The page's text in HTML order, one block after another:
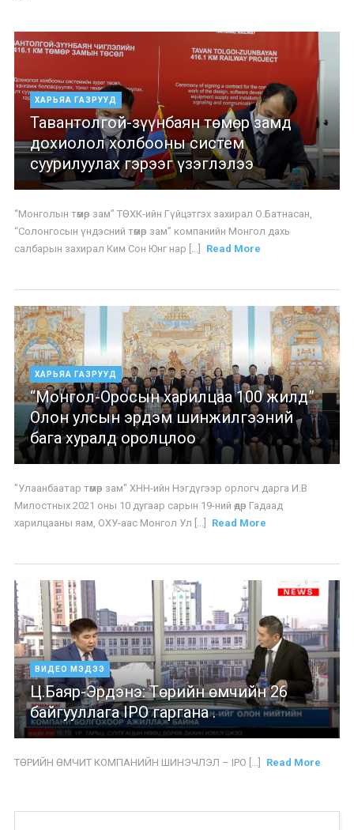
ХАРЬЯА ГАЗРУУД
Тавантолгой-зүүнбаян төмөр замд
дохиолол холбооны систем
суурилуулах гэрээг үзэглэлээ
“Монголын төмөр зам” ТӨХК-ийн Гүйцэтгэх захирал О.Батнасан,
“Солонгосын үндэсний төмөр зам” компанийн Монгол дахь
салбарын захирал Ким Сон Юнг нар [...]
Read More
ХАРЬЯА ГАЗРУУД
“Монгол-Оросын харилцаа 100 жилд”
Олон улсын эрдэм шинжилгээний
бага хуралд оролцлоо
"Улаанбаатар төмөр зам" ХНН-ийн Нэгдүгээр орлогч дарга И.В
Милостных 2021 оны 10 дугаар сарын 19-ний өдөр Гадаад
харилцааны яам, ОХУ-аас Монгол Ул [...]
Read More
ВИДЕО МЭДЭЭ
Ц.Баяр-Эрдэнэ: Төрийн өмчийн 26
байгууллага IPO гаргана .
ТӨРИЙН ӨМЧИТ КОМПАНИЙН ШИНЭЧЛЭЛ – IPO [...] Read More